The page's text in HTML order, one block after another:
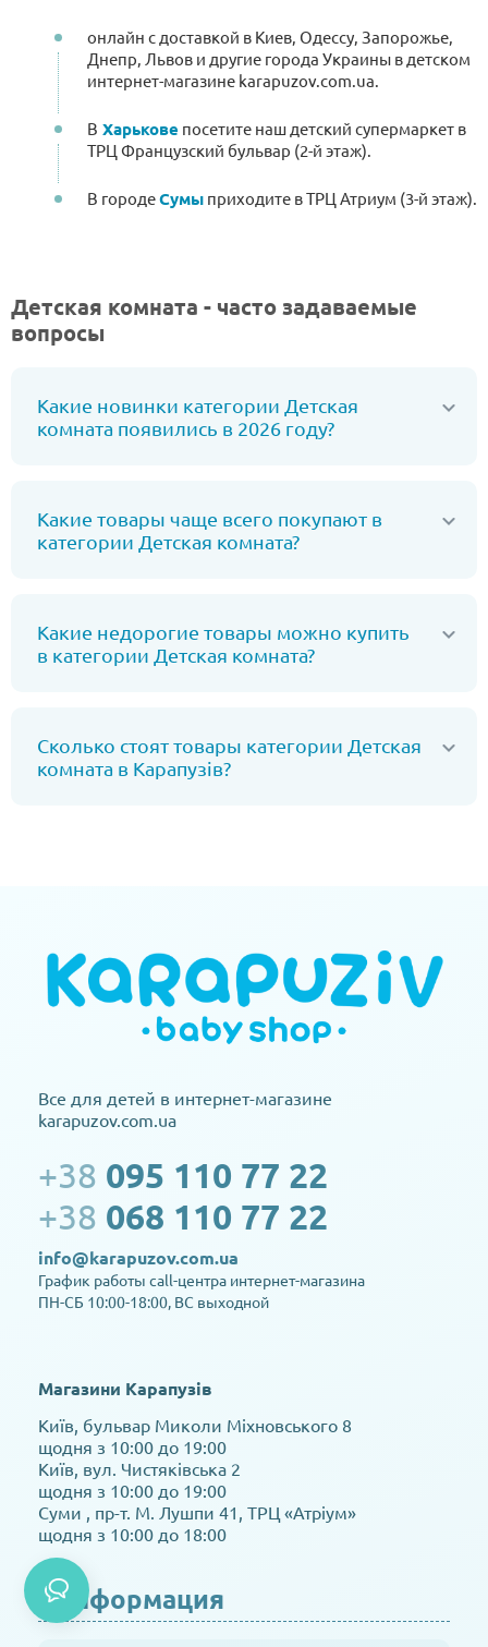
онлайн с доставкой в Киев, Одессу, Запорожье,
Днепр, Львов и другие города Украины в детском
интернет-магазине karapuzov.com.ua.
В Харькове посетите наш детский супермаркет в
ТРЦ Французский бульвар (2-й этаж).
В городеСумы приходите в ТРЦ Атриум (3-й этаж).
Детская комната - часто задаваемые
вопросы
Какие новинки категории Детская
комната появились в 2026 году?
Какие товары чаще всего покупают в
категории Детская комната?
Какие недорогие товары можно купить
в категории Детская комната?
Сколько стоят товары категории Детская
комната в Карапузів?
Все для детей в интернет-магазине
karapuzov.com.ua
+38 095 110 77 22
+38 068 110 77 22
info@karapuzov.com.ua
График работы call-центра интернет-магазина
ПН-СБ 10:00-18:00, ВС выходной
Магазини Карапузів
Київ, бульвар Миколи Міхновського 8
щодня з 10:00 до 19:00
Київ, вул. Чистяківська 2
щодня з 10:00 до 19:00
Суми , пр-т. М. Лушпи 41, ТРЦ «Атріум»
щодня з 10:00 до 18:00
Информация